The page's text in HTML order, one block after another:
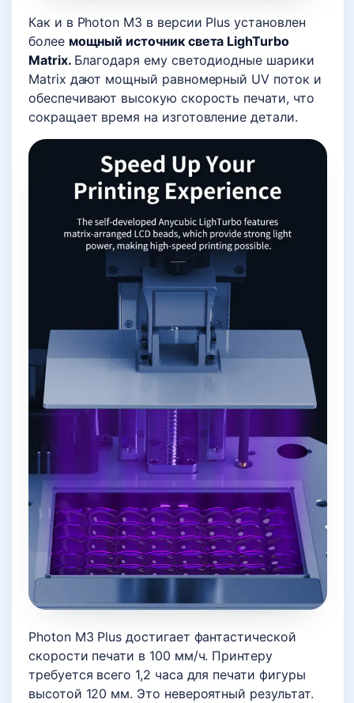
Как и в Photon M3 в версии Plus установлен
более мощный источник света LighTurbo
Matrix. Благодаря ему светодиодные шарики
Matrix дают мощный равномерный UV поток и
обеспечивают высокую скорость печати, что
сокращает время на изготовление детали.
Photon M3 Plus достигает фантастической
скорости печати в 100 мм/ч. Принтеру
требуется всего 1,2 часа для печати фигуры
высотой 120 мм. Это невероятный результат.